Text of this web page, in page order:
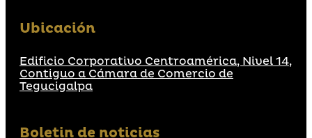
Ubicación
Edificio Corporativo Centroamérica, Nivel 14,
Contiguo a Cámara de Comercio de
Tegucigalpa
Boletin de noticias